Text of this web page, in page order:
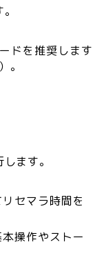
ドを推奨します
。
ます。
リセマラ時間を
操作やストー